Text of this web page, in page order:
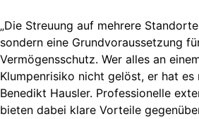
„Die Streuung auf mehrere
sondern eine Grundvoraussetzung
Vermögensschutz. Wer alles an
Klumpenrisiko nicht gelöst, er hat es
Benedikt Hausler. Professionelle
bieten dabei klare Vorteile